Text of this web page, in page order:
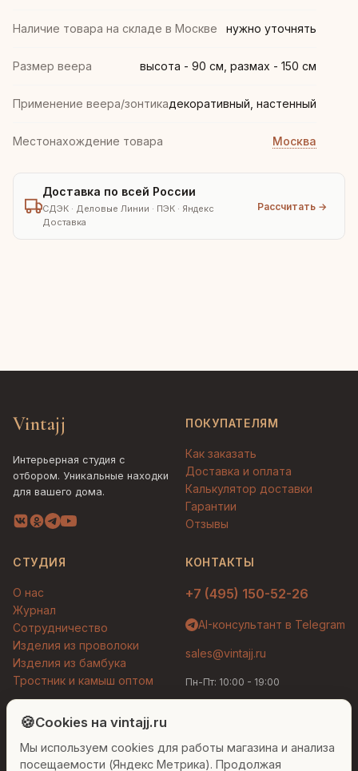
Наличие товара на складе в Москве нужно уточнять
Размер веера высота - 90 см, размах - 150 см
Применение веера/зонтикадекоративный, настенный
Местонахождение товара Москва
Доставка по всей России
СДЭК · Деловые Линии · ПЭК · Яндекс
Доставка
Рассчитать →
Vintajj
Интерьерная студия с
отбором. Уникальные находки
для вашего дома.
ПОКУПАТЕЛЯМ
Как заказать
Доставка и оплата
Калькулятор доставки
Гарантии
Отзывы
СТУДИЯ
О нас
Журнал
Сотрудничество
Изделия из проволоки
Изделия из бамбука
Тростник и камыш оптом
КОНТАКТЫ
+7 (495) 150-52-26
AI-консультант в Telegram
sales@vintajj.ru
Пн-Пт: 10:00 - 19:00
© 2026 Vintajj. Все права защищены.
Договор оферты
Политика конфиденциальности
🍪Cookies на vintajj.ru
Мы используем cookies для работы магазина и анализа
посещаемости (Яндекс Метрика). Продолжая
Людмила
Привет! Я Людмила, ваш персональный
консультант по декору. Чем могу помочь?